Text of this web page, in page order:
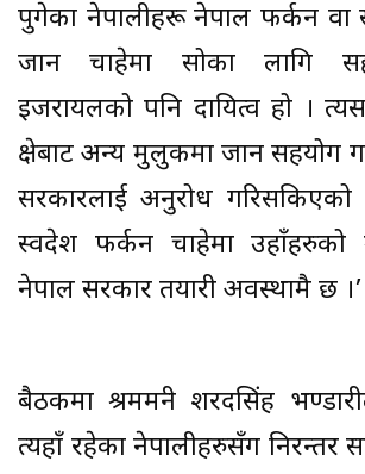
पुगेका नेपालीहरू नेपाल फर्कन वा
जान चाहेमा सोका लागि
इजरायलको पनि दायित्व हो ।
क्षेत्रबाट अन्य मुलुकमा जान सहयोग
सरकारलाई अनुरोध
स्वदेश फर्कन चाहेमा उहाँहरुको
नेपाल सरकार तयारी अवस्थामै छ ।’
बैठकमा श्रममन्त्री शरदसिंह
त्यहाँ रहेका नेपालीहरुसँग निरन्तर